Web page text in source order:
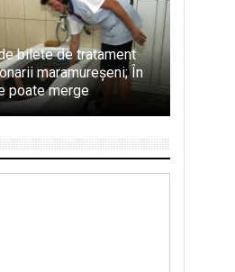
bilete de tratament
maramureșeni; În
poate merge